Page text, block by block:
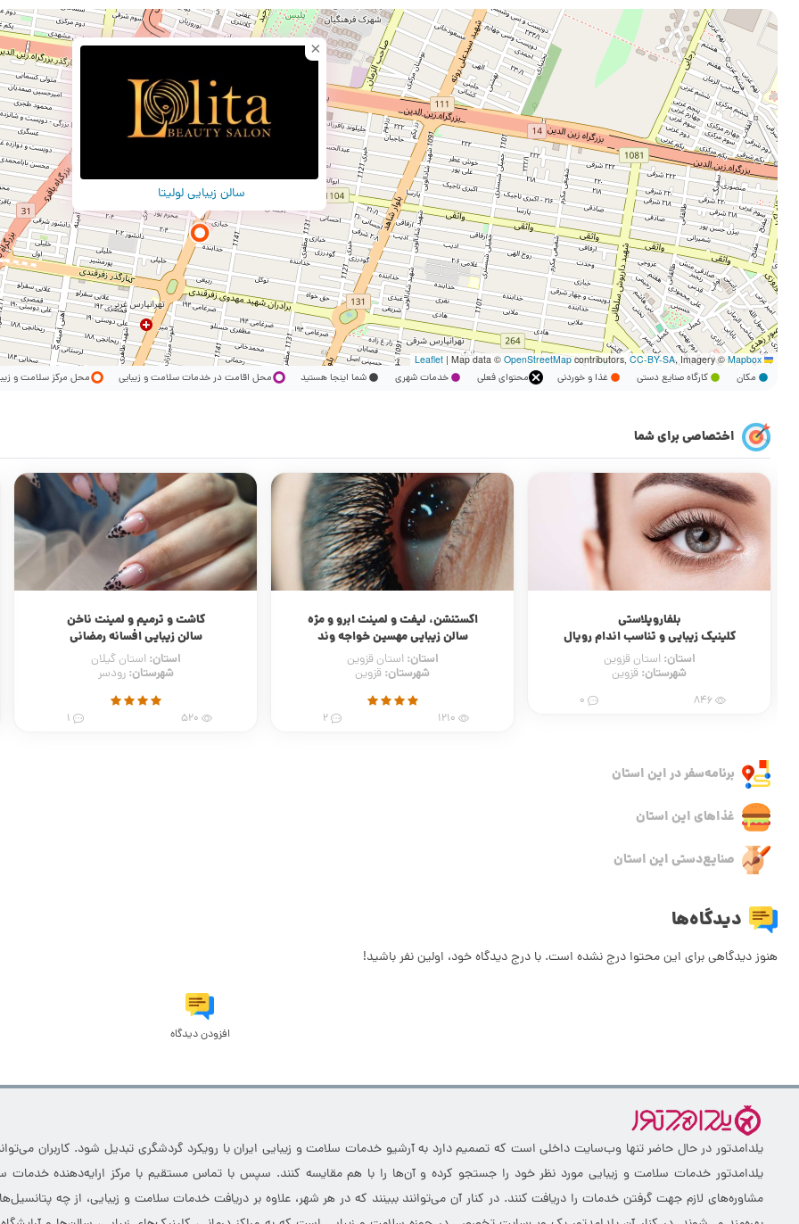
سالن زیبایی لولیتا
×
Leaflet
| Map data © OpenStreetMapcontributors, CC-BY-SA, Imagery ©Mapbox
مکان کارگاه صنایع دستی غذا و خوردنی محتوای فعلی خدمات شهری شما اینجا هستید محل اقامت در خدمات سلامت و زیبایی محل مرکز سلامت و
اختصاصی برای شما
اکستنشن، لیفت و لمینت ابرو و مژه
سالن زیبایی مهسین خواجه وند
استان:استان قزوین
شهرستان: قزوین
کاشت و ترمیم و لمینت ناخن
سالن زیبایی افسانه رمضانی
استان:استان گیلان
شهرستان: رودسر
1
پاکسازی و فیشیال VIP
مرکز پاکسازی پوست آیناز نوری (قزوین 1)
استان: استان قزوین
شهرستان:قزوین
برنامه‌سفر‌ در این استان
غذاهای این استان
صنایع‌دستی این استان
دیدگاه‌ها
هنوز دیدگاهی برای این محتوا درج نشده است. با درج دیدگاه خود، اولین نفر باشید!
افزودن دیدگاه
یلدامدتور در حال حاضر تنها وب‌سایت داخلی است که تصمیم دارد به آرشیو خدمات سلامت و زیبایی ایران با رویکرد گردشگری تبدیل شود. کاربران
یلدامدتور خدمات سلامت و زیبایی مورد نظر خود را جستجو کرده و آن‌ها را با هم مقایسه کنند. سپس با تماس مستقیم با مرکز ارایه‌دهنده خدمات
مشاوره‌های لازم جهت گرفتن خدمات را دریافت کنند. در کنار آن می‌توانند ببینند که در هر شهر، علاوه بر دریافت خدمات سلامت و زیبایی، از چه